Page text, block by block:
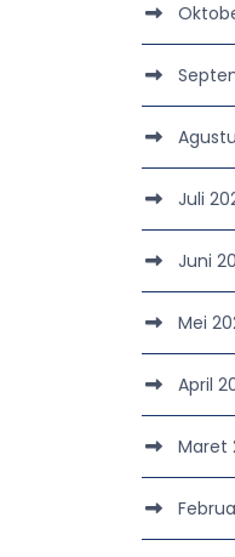
Juli
Juni
Mei
April
Maret